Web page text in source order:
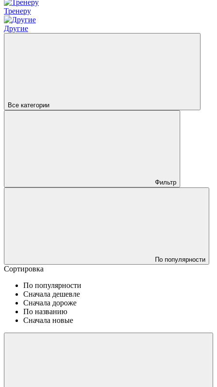
Тренеру
Другие
Все категории
Фильтр
По популярности
Сортировка
По популярности
Сначала дешевле
Сначала дороже
По названию
Сначала новые